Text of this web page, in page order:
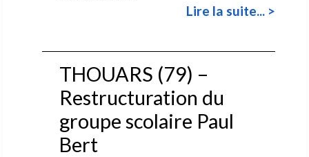
Lire la suite... >
THOUARS (79) –
Restructuration du
groupe scolaire Paul
Bert